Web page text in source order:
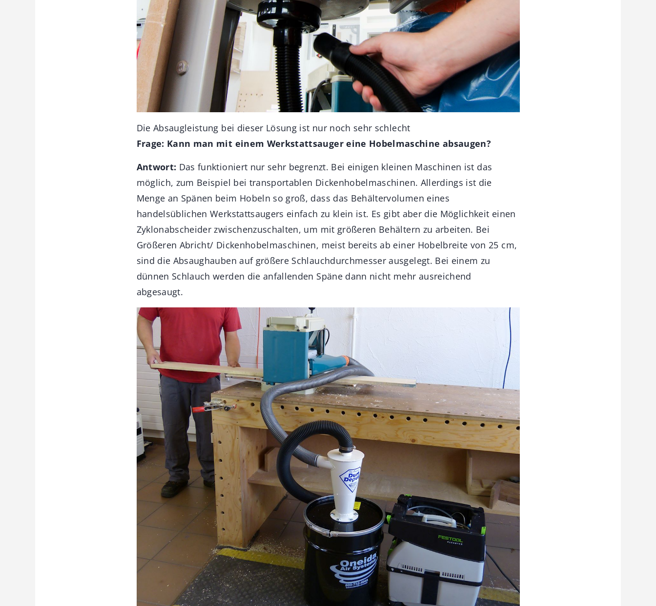
Die Absaugleistung bei dieser Lösung ist nur noch sehr schlecht
Frage: Kann man mit einem Werkstattsauger eine Hobelmaschine absaugen?
Antwort: Das funktioniert nur sehr begrenzt. Bei einigen kleinen Maschinen ist das
möglich, zum Beispiel bei transportablen Dickenhobelmaschinen. Allerdings ist die
Menge an Spänen beim Hobeln so groß, dass das Behältervolumen eines
handelsüblichen Werkstattsaugers einfach zu klein ist. Es gibt aber die Möglichkeit einen
Zyklonabscheider zwischenzuschalten, um mit größeren Behältern zu arbeiten. Bei
Größeren Abricht/ Dickenhobelmaschinen, meist bereits ab einer Hobelbreite von 25 cm,
sind die Absaughauben auf größere Schlauchdurchmesser ausgelegt. Bei einem zu
dünnen Schlauch werden die anfallenden Späne dann nicht mehr ausreichend
abgesaugt.